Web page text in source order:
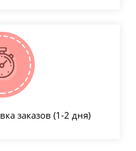
заказов (1-2 дня)